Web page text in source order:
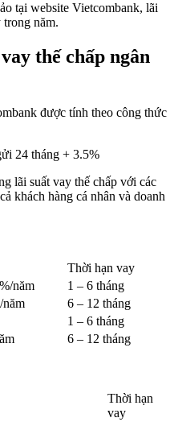
tại website Vietcombank, lãi
năm.
thế chấp ngân
được tính theo công thức
24 tháng + 3.5%
lãi suất vay thế chấp với các
khách hàng cá nhân và doanh
Thời hạn vay
năm
1 – 6 tháng
6 – 12 tháng
1 – 6 tháng
6 – 12 tháng
Thời hạn
vay